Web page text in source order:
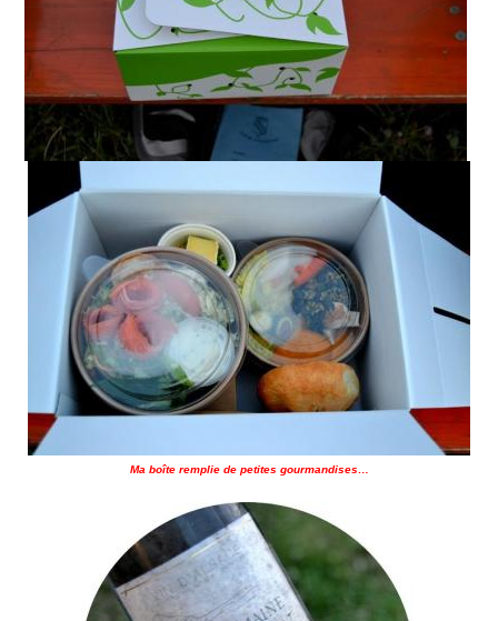
Ma boîte remplie de petites gourmandises…